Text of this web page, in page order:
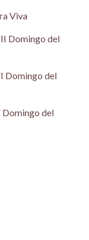
Viva
Domingo del
Domingo del
Domingo del